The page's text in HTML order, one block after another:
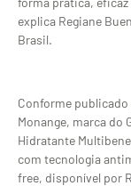
explica Regiane
Brasil.
Conforme publicado
Monange, marca do
Hidratante
com tecnologia
free, disponível por